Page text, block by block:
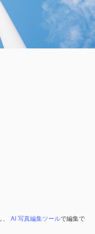
AI 写真編集ツールで編集で